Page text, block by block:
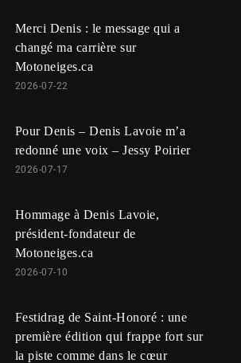
Merci Denis : le message qui a
changé ma carrière sur
Motoneiges.ca
2026-07-22
Pour Denis – Denis Lavoie m’a
redonné une voix – Jessy Poirier
2026-07-17
Hommage à Denis Lavoie,
président-fondateur de
Motoneiges.ca
2026-07-10
Festidrag de Saint-Honoré : une
première édition qui frappe fort sur
la piste comme dans le cœur